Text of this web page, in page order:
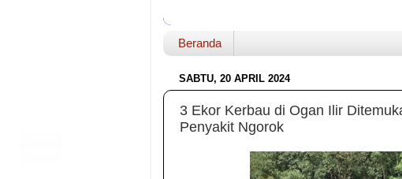
Beranda
SABTU, 20 APRIL 2024
3 Ekor Kerbau di Ogan Ilir
Penyakit Ngorok